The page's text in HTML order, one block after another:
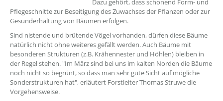
Dazu gehört, dass schonend Form- und
Pflegeschnitte zur Beseitigung des Zuwachses der Pflanzen oder zur
Gesunderhaltung von Bäumen erfolgen.
Sind nistende und brütende Vögel vorhanden, dürfen diese Bäume
natürlich nicht ohne weiteres gefällt werden. Auch Bäume mit
besonderen Strukturen (z.B. Krähennester und Höhlen) bleiben in
der Regel stehen. "Im März sind bei uns im kalten Norden die Bäume
noch nicht so begrünt, so dass man sehr gute Sicht auf mögliche
Sonderstrukturen hat", erläutert Forstleiter Thomas Struwe die
Vorgehensweise.